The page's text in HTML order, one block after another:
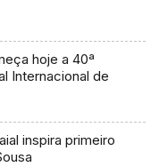
hoje a 40ª
Internacional de
inspira primeiro